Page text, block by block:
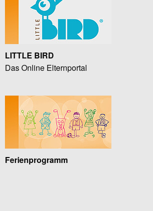
LITTLE BIRD
Das Online Elternportal
Ferienprogramm